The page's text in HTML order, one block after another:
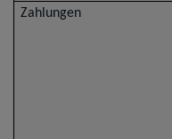
Zahlungen